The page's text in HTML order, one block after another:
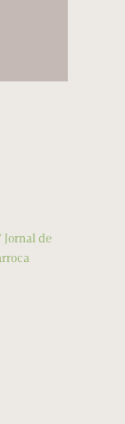
Jornal de